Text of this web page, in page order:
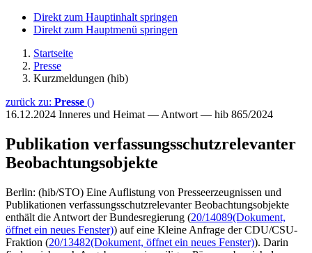
Direkt zum Hauptinhalt springen
Direkt zum Hauptmenü springen
Startseite
Presse
Kurzmeldungen (hib)
zurück zu: Presse ()
16.12.2024 Inneres und Heimat — Antwort — hib 865/2024
Publikation verfassungsschutzrelevanter
Beobachtungsobjekte
Berlin: (hib/STO) Eine Auflistung von Presseerzeugnissen und
Publikationen verfassungsschutzrelevanter Beobachtungsobjekte
enthält die Antwort der Bundesregierung (20/14089(Dokument,
öffnet ein neues Fenster)) auf eine Kleine Anfrage der CDU/CSU-
Fraktion (20/13482(Dokument, öffnet ein neues Fenster)). Darin